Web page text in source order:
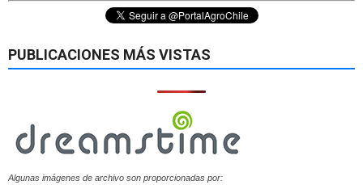
PUBLICACIONES MÁS VISTAS
Algunas imágenes de archivo son proporcionadas por: